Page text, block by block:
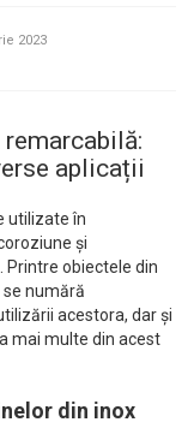
2023
aplicații
utilizate în
și
obiectele din
numără
acestora, dar și
mai multe din acest
din inox